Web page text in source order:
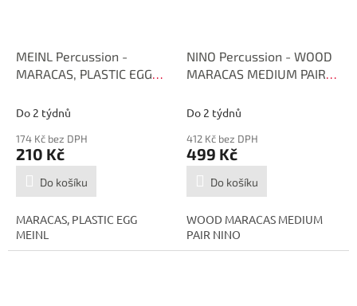
MEINL Percussion -
MARACAS, PLASTIC EGG
Do 2 týdnů
174 Kč bez DPH
210 Kč
Do košíku
MARACAS, PLASTIC EGG
MEINL
NINO Percussion - WOOD
MARACAS MEDIUM PAIR
Do 2 týdnů
412 Kč bez DPH
499 Kč
Do košíku
WOOD MARACAS MEDIUM
PAIR NINO